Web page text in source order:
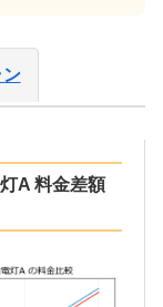
A 料金差額